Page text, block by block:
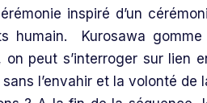
inspiré d’un
humain. Kurosawa
peut s’interroger sur lien
l’envahir et la volonté de